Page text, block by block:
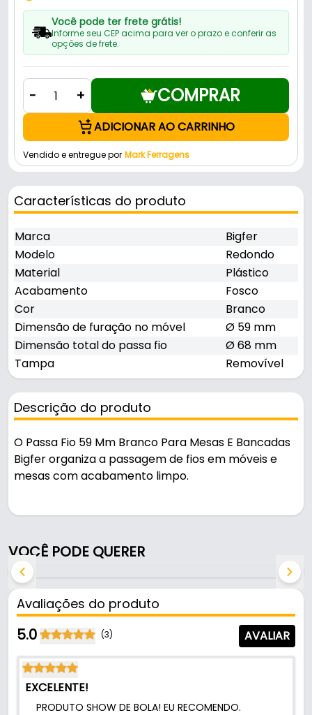
Você pode ter frete grátis!
Informe seu CEP acima para ver o prazo e conferir as
opções de frete.
- + COMPRAR
ADICIONAR AO CARRINHO
Vendido e entregue por Mark Ferragens
Características do produto
Marca
Bigfer
Modelo
Redondo
Material
Plástico
Acabamento
Fosco
Cor
Branco
Dimensão de furação no móvel
Ø 59 mm
Dimensão total do passa fio
Ø 68 mm
Tampa
Removível
Descrição do produto
O Passa Fio 59 Mm Branco Para Mesas E Bancadas
Bigfer organiza a passagem de fios em móveis e
mesas com acabamento limpo.
Fabricado em Plástico com acabamento fosco, é
resistente e durável no uso diário.
Características:
- Marca: Bigfer
- Modelo: Redondo
- Material: Plástico
- Acabamento: Fosco
- Cor: Branco
- Dimensão de furação no móvel: Ø 59 mm
- Dimensão total do passa fio: Ø 68 mm
VOCÊ PODE QUERER
Avaliações do produto
5.0 (3) AVALIAR
EXCELENTE!
PRODUTO SHOW DE BOLA! EU RECOMENDO.